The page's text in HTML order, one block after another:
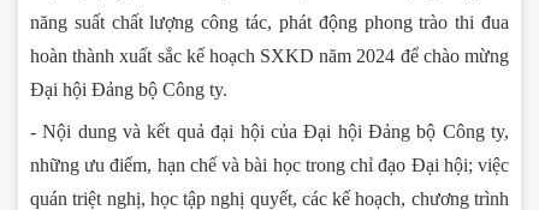
năng suất chất lượng công tác, phát động phong trào thi đua
hoàn thành xuất sắc kế hoạch SXKD năm 2024 để chào mừng
Đại hội Đảng bộ Công ty.
- Nội dung và kết quả đại hội của Đại hội Đảng bộ Công ty,
những ưu điểm, hạn chế và bài học trong chỉ đạo Đại hội; việc
quán triệt nghị, học tập nghị quyết, các kế hoạch, chương trình